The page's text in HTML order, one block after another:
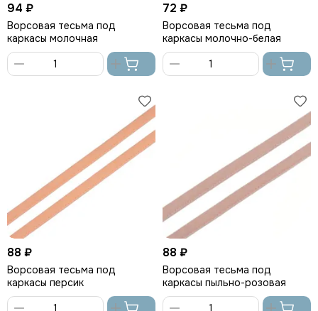
94 ₽
Ворсовая тесьма под
каркасы молочная
корзину
72 ₽
Ворсовая тесьма под
каркасы молочно-белая
корзину
88 ₽
Ворсовая тесьма под
каркасы персик
88 ₽
Ворсовая тесьма под
каркасы пыльно-розовая